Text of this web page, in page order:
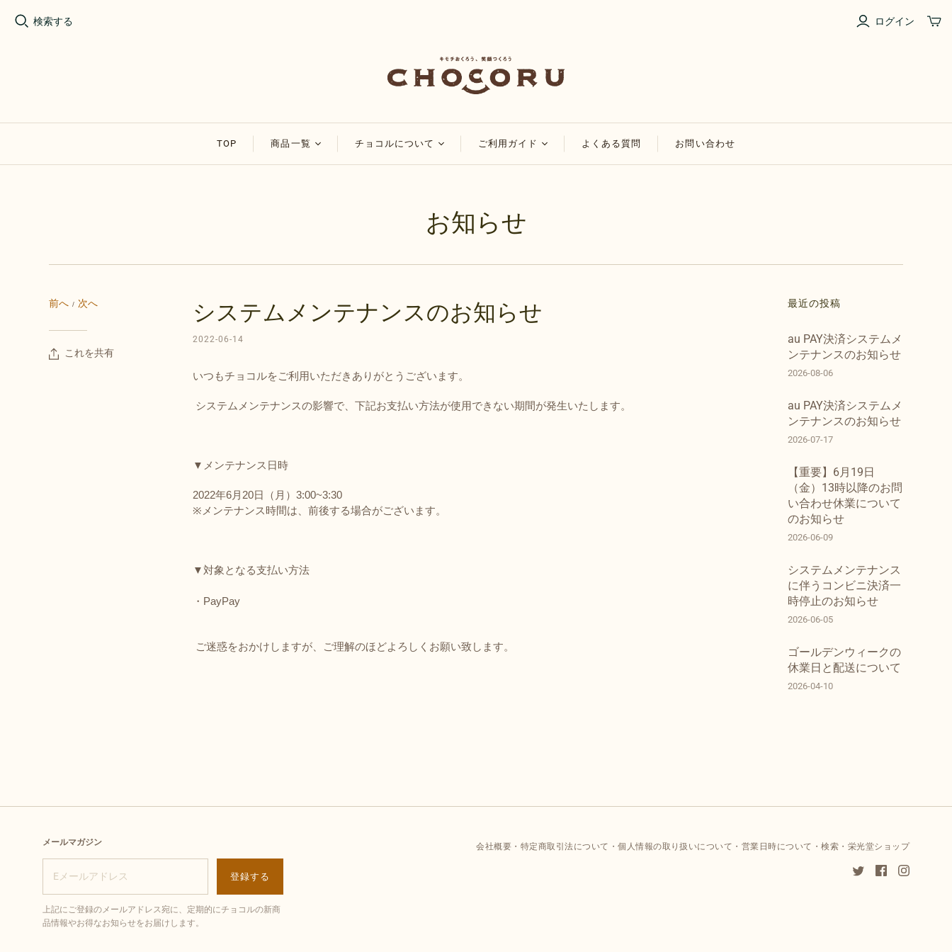
検索する ログイン
TOP 商品一覧 チョコルについて ご利用ガイド
マイページについて
配送・送料について
領収書・納品書の発行
よくある質問 お問い合わせ
お知らせ
前へ / 次へ
これを共有
システムメンテナンスのお知らせ
2022-06-14
いつもチョコルをご利用いただきありがとうございます。
システムメンテナンスの影響で、下記お支払い方法が使用できない期間が発生いたします。
▼メンテナンス日時
2022年6月20日（月）3:00~3:30
※メンテナンス時間は、前後する場合がございます。
▼対象となる支払い方法
・PayPay
ご迷惑をおかけしますが、ご理解のほどよろしくお願い致します。
最近の投稿
au PAY決済システムメ
ンテナンスのお知らせ
2026-08-06
au PAY決済システムメ
ンテナンスのお知らせ
2026-07-17
【重要】6月19日
（金）13時以降のお問
い合わせ休業について
のお知らせ
2026-06-09
システムメンテナンス
に伴うコンビニ決済一
時停止のお知らせ
2026-06-05
ゴールデンウィークの
休業日と配送について
2026-04-10
メールマガジン
上記にご登録のメールアドレス宛に、定期的にチョコルの新商
品情報やお得なお知らせをお届けします。
会社概要 特定商取引法について 個人情報の取り扱いについて 営業日時について 検索 栄光堂ショップ